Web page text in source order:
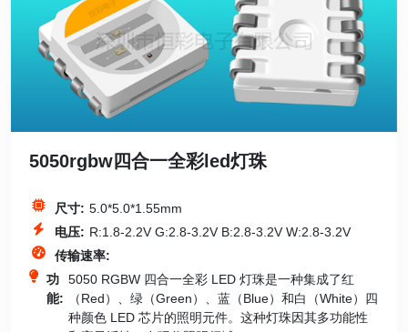
5050rgbw四合一全彩led灯珠
尺寸: 5.0*5.0*1.55mm
电压: R:1.8-2.2V G:2.8-3.2V B:2.8-3.2V W:2.8-3.2V
传输速率:
功
能:
5050 RGBW 四合一全彩 LED 灯珠是一种集成了红
（Red）、绿（Green）、蓝（Blue）和白（White）四
种颜色 LED 芯片的照明元件。这种灯珠因其多功能性